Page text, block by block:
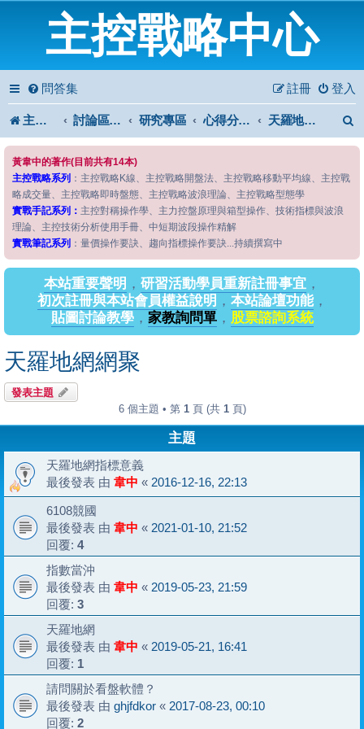
主控戰略中心
問答集 登入
註冊
主控戰略中心 討論區首頁 研究專區 心得分享專區 天羅地網網聚
黃韋中的著作(目前共有14本)
主控戰略系列 ：主控戰略K線、主控戰略開盤法、主控戰略移動平均線、主控戰
略成交量、主控戰略即時盤態、主控戰略波浪理論、主控戰略型態學
實戰手記系列： 主控對稱操作學、主力控盤原理與箱型操作、技術指標與波浪
理論、主控技術分析使用手冊、中短期波段操作精解
實戰筆記系列 ：量價操作要訣、趨向指標操作要訣...持續撰寫中
本站重要聲明 ， 研習活動學員重新註冊事宜 ，
初次註冊與本站會員權益說明 ， 本站論壇功能，
貼圖討論教學， 家教詢問單， 股票諮詢系統
天羅地網網聚
發表主題
6 個主題 • 第 1頁 (共 1頁)
主題
天羅地網指標意義
最後發表 由 韋中 « 2016-12-16, 22:13
6108競國
最後發表 由 韋中 « 2021-01-10, 21:52
回覆: 4
指數當沖
最後發表 由 韋中 « 2019-05-23, 21:59
回覆: 3
天羅地網
最後發表 由 韋中 « 2019-05-21, 16:41
回覆: 1
請問關於看盤軟體？
最後發表 由 ghjfdkor « 2017-08-23, 00:10
回覆: 2